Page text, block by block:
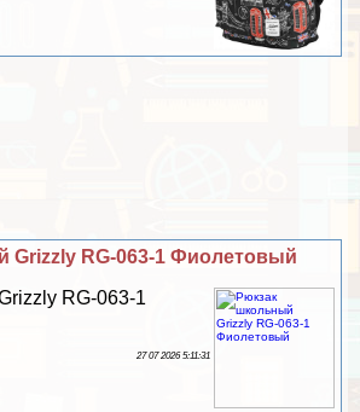
Grizzly RG-063-1 Фиолетовый
RG-063-1
27 07 2026 5:11:31